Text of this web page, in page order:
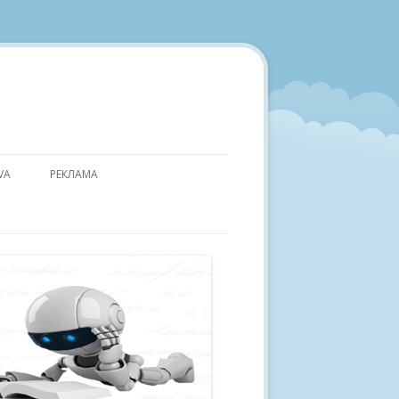
РЕКЛАМА